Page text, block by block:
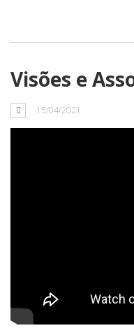
Visões e
15/04/2021